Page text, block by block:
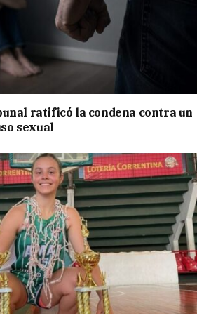
ratificó la condena contra un
sexual